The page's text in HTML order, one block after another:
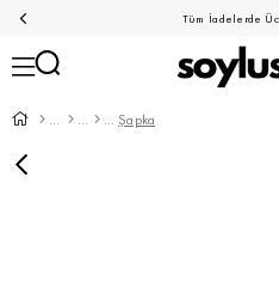
Tüm İadelerde
Şapka